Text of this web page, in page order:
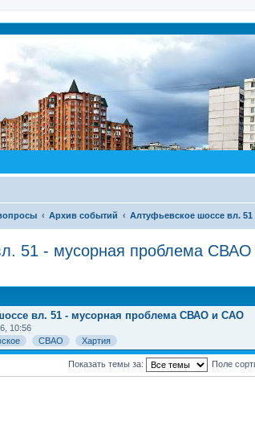
Архив событий Алтуфьевское шоссе вл.
51 - мусорная проблема
вл. 51 - мусорная проблема СВАО и САО
10:56
СВАО Хартия
Показать темы за: Поле